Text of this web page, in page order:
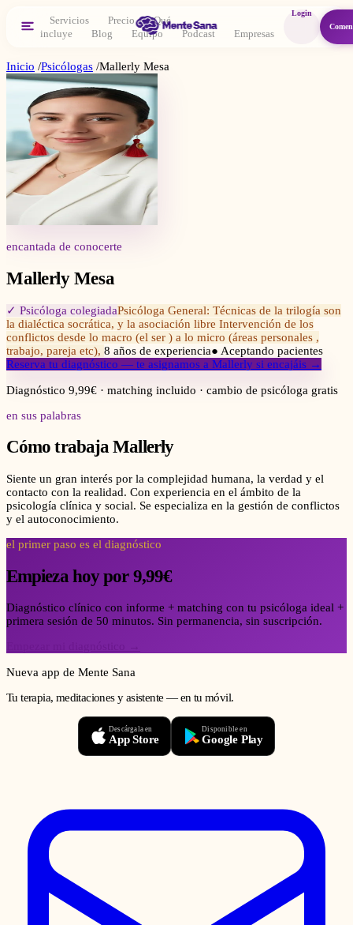
Servicios Precio
Qué
incluye
Blog Equipo Podcast Empresas
Login
Inicio /Psicólogas /Mallerly Mesa
encantada de conocerte
Mallerly Mesa
✓ Psicóloga colegiadaPsicóloga General: Técnicas de la trilogía son
la dialéctica socrática, y la asociación libre Intervención de los
conflictos desde lo macro (el ser ) a lo micro (áreas personales ,
trabajo, pareja etc), 8 años de experiencia● Aceptando pacientes
Reserva tu diagnóstico — te asignamos a Mallerly si encajáis →
Diagnóstico 9,99€ · matching incluido · cambio de psicóloga gratis
en sus palabras
Cómo trabajaMallerly
Siente un gran interés por la complejidad humana, la verdad y el
contacto con la realidad. Con experiencia en el ámbito de la
psicología clínica y social. Se especializa en la gestión de conflictos
y el autoconocimiento.
el primer paso es el diagnóstico
Empieza hoy por 9,99€
Diagnóstico clínico con informe + matching con tu psicóloga ideal +
primera sesión de 50 minutos. Sin permanencia, sin suscripción.
Nueva app de Mente Sana
Tu terapia, meditaciones y asistente — en tu móvil.
Descárgala en
App Store
Disponible en
Google Play